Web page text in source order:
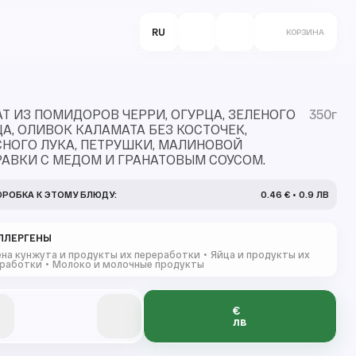
RU КОРЗИНА
ИЗ ПОМИДОРОВ ЧЕРРИ, ОГУРЦА, ЗЕЛЕНОГО
ОЛИВОК КАЛАМАТА БЕЗ КОСТОЧЕК,
ЛУКА, ПЕТРУШКИ, МАЛИНОВОЙ
С МЕДОМ И ГРАНАТОВЫМ СОУСОМ.
350г
К ЭТОМУ БЛЮДУ: 0.46 € • 0.9 ЛВ
кунжута и продукты их переработки
Яйца и продукты их
Молоко и молочные продукты
0
2
0
2
0
2
0
2
€
1
1
лв